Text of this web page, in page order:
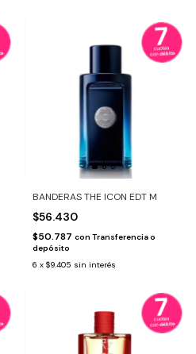
BANDERAS THE ICON EDT M
$56.430
$50.787 con Transferencia o
depósito
6 x $9.405 sin interés